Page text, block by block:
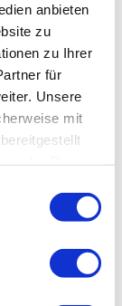
anbieten
zu
zu Ihrer
für
Unsere
mit